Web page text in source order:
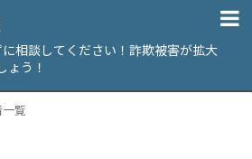
相談してください！詐欺被害が拡大
ょう！
覧